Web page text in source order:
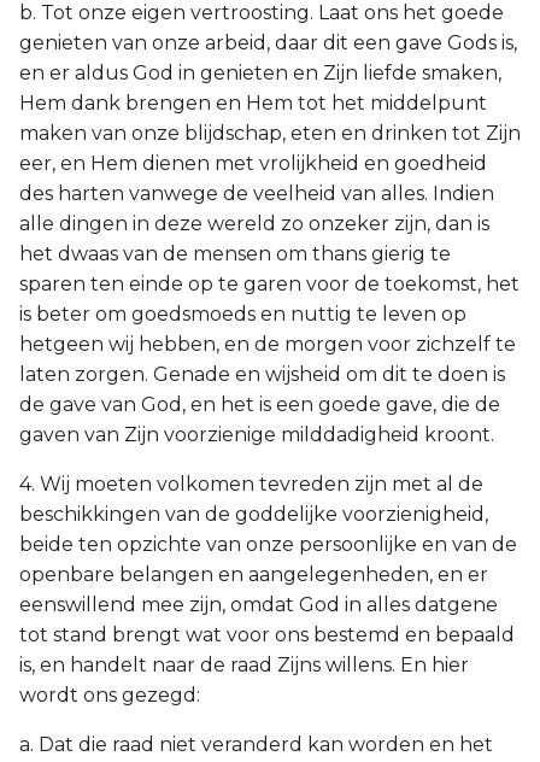
b. Tot onze eigen vertroosting. Laat ons het goede
genieten van onze arbeid, daar dit een gave Gods is,
en er aldus God in genieten en Zijn liefde smaken,
Hem dank brengen en Hem tot het middelpunt
maken van onze blijdschap, eten en drinken tot Zijn
eer, en Hem dienen met vrolijkheid en goedheid
des harten vanwege de veelheid van alles. Indien
alle dingen in deze wereld zo onzeker zijn, dan is
het dwaas van de mensen om thans gierig te
sparen ten einde op te garen voor de toekomst, het
is beter om goedsmoeds en nuttig te leven op
hetgeen wij hebben, en de morgen voor zichzelf te
laten zorgen. Genade en wijsheid om dit te doen is
de gave van God, en het is een goede gave, die de
gaven van Zijn voorzienige milddadigheid kroont.
4. Wij moeten volkomen tevreden zijn met al de
beschikkingen van de goddelijke voorzienigheid,
beide ten opzichte van onze persoonlijke en van de
openbare belangen en aangelegenheden, en er
eenswillend mee zijn, omdat God in alles datgene
tot stand brengt wat voor ons bestemd en bepaald
is, en handelt naar de raad Zijns willens. En hier
wordt ons gezegd:
a. Dat die raad niet veranderd kan worden en het